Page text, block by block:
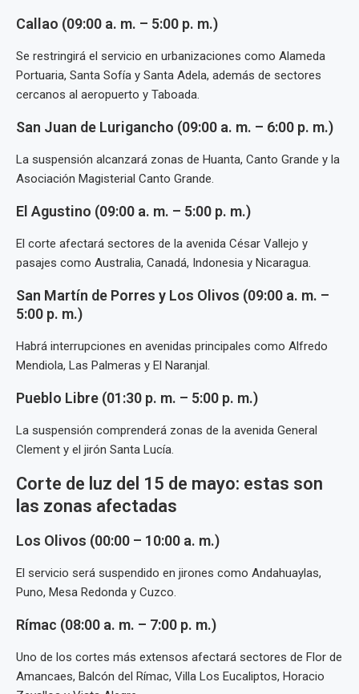
Callao (09:00 a. m. – 5:00 p. m.)
Se restringirá el servicio en urbanizaciones como Alameda
Portuaria, Santa Sofía y Santa Adela, además de sectores
cercanos al aeropuerto y Taboada.
San Juan de Lurigancho (09:00 a. m. – 6:00 p. m.)
La suspensión alcanzará zonas de Huanta, Canto Grande y la
Asociación Magisterial Canto Grande.
El Agustino (09:00 a. m. – 5:00 p. m.)
El corte afectará sectores de la avenida César Vallejo y
pasajes como Australia, Canadá, Indonesia y Nicaragua.
San Martín de Porres y Los Olivos (09:00 a. m. –
5:00 p. m.)
Habrá interrupciones en avenidas principales como Alfredo
Mendiola, Las Palmeras y El Naranjal.
Pueblo Libre (01:30 p. m. – 5:00 p. m.)
La suspensión comprenderá zonas de la avenida General
Clement y el jirón Santa Lucía.
Corte de luz del 15 de mayo: estas son
las zonas afectadas
Los Olivos (00:00 – 10:00 a. m.)
El servicio será suspendido en jirones como Andahuaylas,
Puno, Mesa Redonda y Cuzco.
Rímac (08:00 a. m. – 7:00 p. m.)
Uno de los cortes más extensos afectará sectores de Flor de
Amancaes, Balcón del Rímac, Villa Los Eucaliptos, Horacio